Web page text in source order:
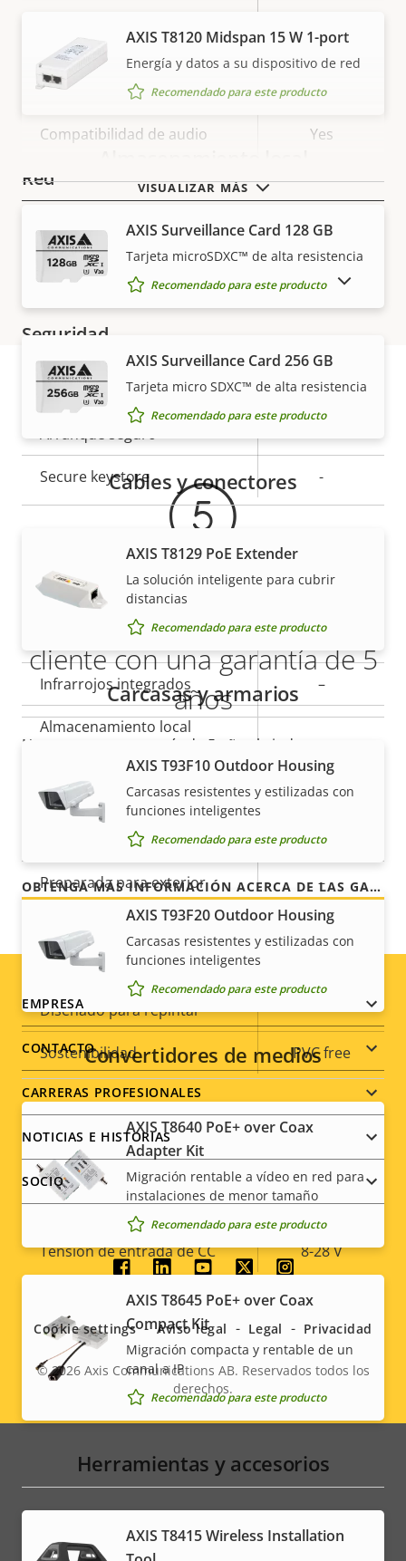
Audio
Descripción
propiedad
Valor de
propiedad
Compatibilidad de audio Yes
Red
Descripción
de
propiedad
Valor de
la
propiedad
Clase de PoE 3
Inalámbrico
Seguridad
Descripción
de
propiedad
Valor de
la
propiedad
Sistema operativo firmado Sí
Arranque seguro –
Secure keystore -
Descripción
Valor de
propiedad
Enfoque remoto Sí
Zoom remoto
Infrarrojos integrados –
Almacenamiento local
Temperatura de
funcionamiento
Preparada para exterior –
Clasificación de vandalismo -
Clasificación IP
Diseñado para repintar –
Sostenibilidad PVC free
Alimentación
Descripción
de
Valor de
la
Potencia (máxima) 6.9 W
Alimentación (media) 4.3 W
Tensión de entrada de CC 8-28 V
* Algunas especificaciones técnicas pueden variar
dependiendo de la opción de hardware que elija.
VISUALIZAR MÁS
AXIS T8120 Midspan 15 W 1-port
Energía y datos a su dispositivo de red
Recomendado para este producto
AXIS Surveillance Card 128 GB
Tarjeta microSDXC™ de alta resistencia
Recomendado para este producto
AXIS Surveillance Card 256 GB
Tarjeta micro SDXC™ de alta resistencia
Recomendado para este producto
Cables y conectores
AXIS T8129 PoE Extender
La solución inteligente para cubrir
distancias
Recomendado para este producto
Carcasas y armarios
AXIS T93F10 Outdoor Housing
Carcasas resistentes y estilizadas con
funciones inteligentes
Recomendado para este producto
AXIS T93F20 Outdoor Housing
Carcasas resistentes y estilizadas con
funciones inteligentes
Recomendado para este producto
Convertidores de medios
AXIS T8640 PoE+ over Coax
Adapter Kit
Migración rentable a vídeo en red para
instalaciones de menor tamaño
Recomendado para este producto
AXIS T8645 PoE+ over Coax
Compact Kit
Migración compacta y rentable de un
canal a IP
Recomendado para este producto
Herramientas y accesorios
AXIS T8415 Wireless Installation
MOSTRAR PRODUCTOS DESCATALOGADOS
Garantía
Más tranquilidad para el
cliente con una garantía de 5
años
Nuestra nueva garantía de 5 años brinda a nuestros
clientes años de uso sin preocupaciones y un
control de los costes. Y no hay sorpresas ocultas en
la factura, lo que prometemos es exactamente lo
OBTENGA MÁS INFORMACIÓN ACERCA DE LAS GARANTÍAS DE AXIS
Footer
menu
EMPRESA
CONTACTO
CARRERAS PROFESIONALES
NOTICIAS E HISTORIAS
SOCIO
Social
menu
© 2026Axis Communications AB. Reservados todos los
derechos.
Cookie settings Aviso legal Legal Privacidad